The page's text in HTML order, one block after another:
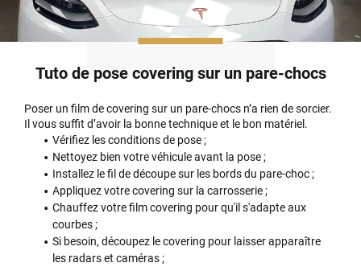
Tuto de pose covering sur un pare-chocs
Poser un film de covering sur un pare-chocs n’a rien de sorcier.
Il vous suffit d’avoir la bonne technique et le bon matériel.
Vérifiez les conditions de pose ;
Nettoyez bien votre véhicule avant la pose ;
Installez le fil de découpe sur les bords du pare-choc ;
Appliquez votre covering sur la carrosserie ;
Chauffez votre film covering pour qu'il s'adapte aux
courbes ;
Si besoin, découpez le covering pour laisser apparaître
les radars et caméras ;